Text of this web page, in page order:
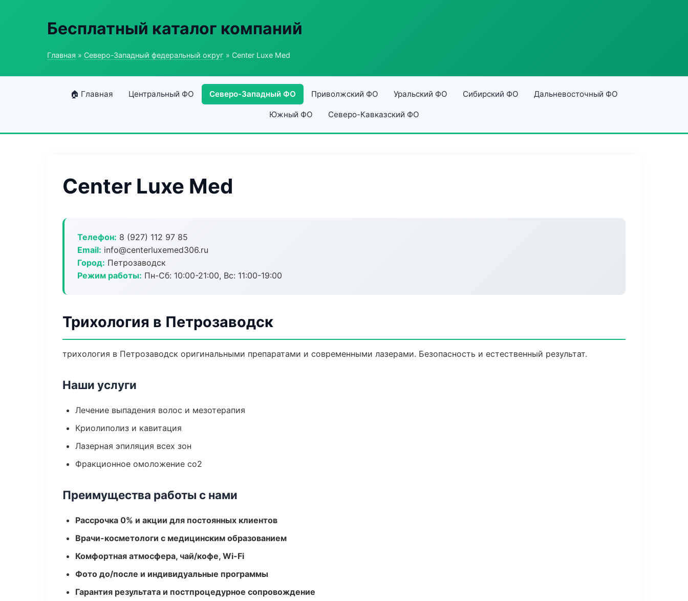
Бесплатный каталог компаний
Главная » Северо-Западный федеральный округ » Center Luxe Med
🏠 Главная Центральный ФО Северо-Западный ФО Приволжский ФО Уральский ФО Сибирский ФО Дальневосточный ФО
Южный ФО Северо-Кавказский ФО
Center Luxe Med
Телефон: 8 (927) 112 97 85
Email: info@centerluxemed306.ru
Город: Петрозаводск
Режим работы: Пн-Сб: 10:00-21:00, Вс: 11:00-19:00
Трихология в Петрозаводск
трихология в Петрозаводск оригинальными препаратами и современными лазерами. Безопасность и естественный результат.
Наши услуги
Лечение выпадения волос и мезотерапия
Криолиполиз и кавитация
Лазерная эпиляция всех зон
Фракционное омоложение co2
Преимущества работы с нами
Рассрочка 0% и акции для постоянных клиентов
Врачи-косметологи с медицинским образованием
Комфортная атмосфера, чай/кофе, Wi-Fi
Фото до/после и индивидуальные программы
Гарантия результата и постпроцедурное сопровождение